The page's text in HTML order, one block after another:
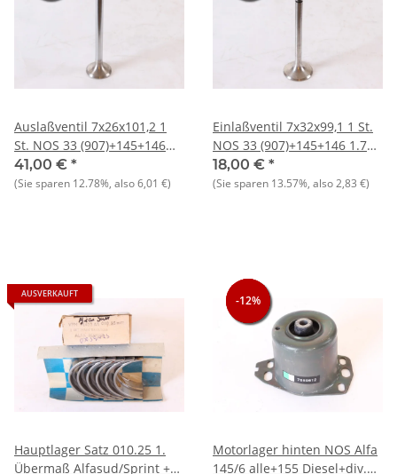
Auslaßventil 7x26x101,2 1
St. NOS 33 (907)+145+146
1.7 i.e. 16V
41,00 € *
(Sie sparen 12.78%, also6,01 €)
Einlaßventil 7x32x99,1 1 St.
NOS 33 (907)+145+146 1.7
i.e. 16V
18,00 € *
(Sie sparen 13.57%, also2,83 €)
AUSVERKAUFT
Hauptlager Satz 010.25 1.
Übermaß Alfasud/Sprint +
-12%
-12%
-12%
Motorlager hinten NOS Alfa
145/6 alle+155 Diesel+div.